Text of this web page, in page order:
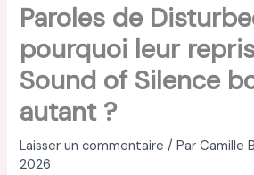
Paroles de
pourquoi leur
Sound of Silence
autant ?
Laisser un commentaire / ParCamille
2026